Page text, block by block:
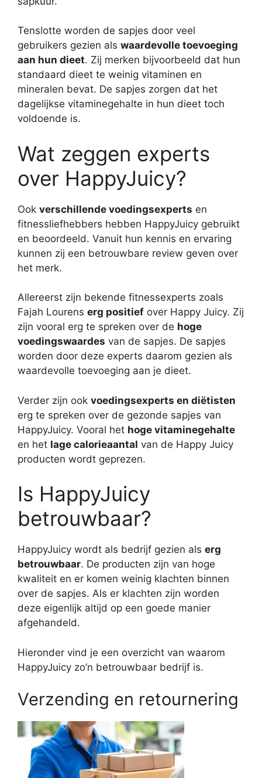
Tenslotte worden de sapjes door veel
gebruikers gezien als waardevolle toevoeging
aan hun dieet. Zij merken bijvoorbeeld dat hun
standaard dieet te weinig vitaminen en
mineralen bevat. De sapjes zorgen dat het
dagelijkse vitaminegehalte in hun dieet toch
voldoende is.
Wat zeggen experts
over HappyJuicy?
Ook verschillende voedingsexperts en
fitnessliefhebbers hebben HappyJuicy gebruikt
en beoordeeld. Vanuit hun kennis en ervaring
kunnen zij een betrouwbare review geven over
het merk.
Allereerst zijn bekende fitnessexperts zoals
Fajah Lourens erg positief over Happy Juicy. Zij
zijn vooral erg te spreken over de hoge
voedingswaardes van de sapjes. De sapjes
worden door deze experts daarom gezien als
waardevolle toevoeging aan je dieet.
Verder zijn ook voedingsexperts en diëtisten
erg te spreken over de gezonde sapjes van
HappyJuicy. Vooral het hoge vitaminegehalte
en het lage calorieaantal van de Happy Juicy
producten wordt geprezen.
Is HappyJuicy
betrouwbaar?
HappyJuicy wordt als bedrijf gezien als erg
betrouwbaar. De producten zijn van hoge
kwaliteit en er komen weinig klachten binnen
over de sapjes. Als er klachten zijn worden
deze eigenlijk altijd op een goede manier
afgehandeld.
Hieronder vind je een overzicht van waarom
HappyJuicy zo’n betrouwbaar bedrijf is.
Verzending en retournering